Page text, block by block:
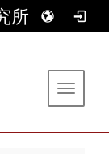
所
Toggle